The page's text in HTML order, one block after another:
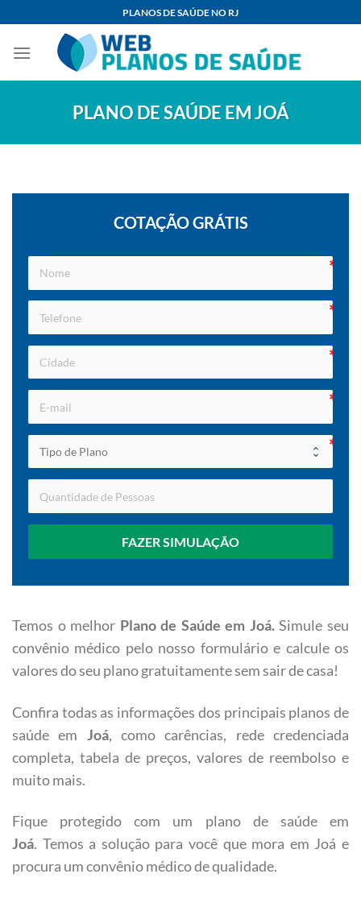
content
PLANOS DE SAÚDE NO RJ
PLANO DE SAÚDE EM JOÁ
COTAÇÃO GRÁTIS
FAZER SIMULAÇÃO
Temos o melhor Plano de Saúde em Joá.Simule seu
convênio médico pelo nosso formulário e calcule os
valores do seu plano gratuitamente sem sair de casa!
Confira todas as informações dos principais planos de
saúde em Joá, como carências, rede credenciada
completa, tabela de preços, valores de reembolso e
muito mais.
Fique protegido com um plano de saúde em
Joá. Temos a solução para você que mora em Joá e
procura um convênio médico de qualidade.